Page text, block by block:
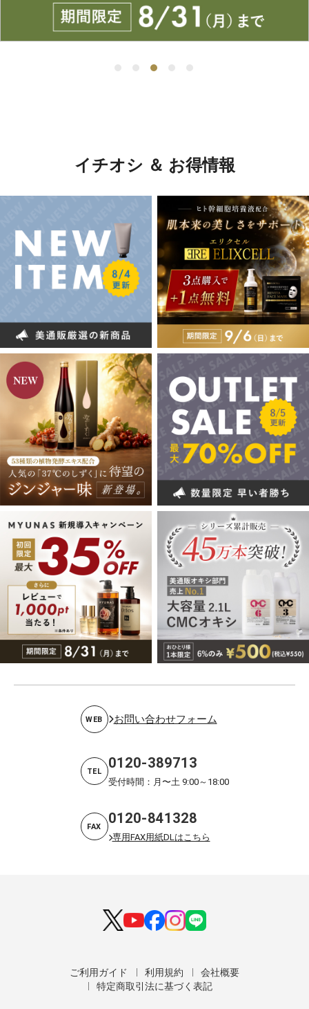
イチオシ ＆ お得情報
WEB お問い合わせフォーム
TEL 0120-389713
受付時間：月〜土 9:00～18:00
FAX 0120-841328
専用FAX用紙DLはこちら
ご利用ガイド 利用規約
会社概要
特定商取引法に基づく表記